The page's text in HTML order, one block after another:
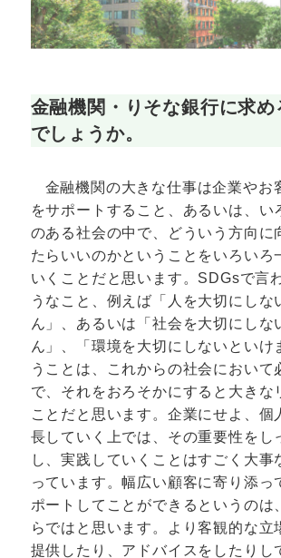
金融機関・りそな銀行に求
でしょうか。
金融機関の大きな仕事は企業やお
をサポートすること、あるいは、い
のある社会の中で、どういう方向に
たらいいのかということをいろいろ
いくことだと思います。SDGsで言
うなこと、例えば「人を大切にしな
ん」、あるいは「社会を大切にしな
ん」、「環境を大切にしないといけ
うことは、これからの社会において
で、それをおろそかにすると大きな
ことだと思います。企業にせよ、個
長していく上では、その重要性をし
し、実践していくことはすごく大事
っています。幅広い顧客に寄り添っ
ポートしてことができるというのは
らではと思います。より客観的な立
提供したり、アドバイスをしたりし